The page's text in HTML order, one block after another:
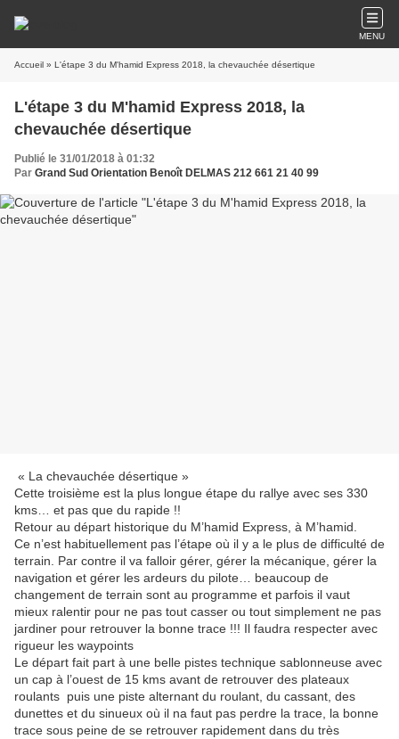
MENU
Accueil » L'étape 3 du M'hamid Express 2018, la chevauchée désertique
L'étape 3 du M'hamid Express 2018, la
chevauchée désertique
Publié le 31/01/2018 à 01:32
Par Grand Sud Orientation Benoît DELMAS 212 661 21 40 99
« La chevauchée désertique »
Cette troisième est la plus longue étape du rallye avec ses 330
kms… et pas que du rapide !!
Retour au départ historique du M’hamid Express, à M’hamid.
Ce n’est habituellement pas l’étape où il y a le plus de difficulté de
terrain. Par contre il va falloir gérer, gérer la mécanique, gérer la
navigation et gérer les ardeurs du pilote… beaucoup de
changement de terrain sont au programme et parfois il vaut
mieux ralentir pour ne pas tout casser ou tout simplement ne pas
jardiner pour retrouver la bonne trace !!! Il faudra respecter avec
rigueur les waypoints
Le départ fait part à une belle pistes technique sablonneuse avec
un cap à l’ouest de 15 kms avant de retrouver des plateaux
roulants puis une piste alternant du roulant, du cassant, des
dunettes et du sinueux où il na faut pas perdre la trace, la bonne
trace sous peine de se retrouver rapidement dans du très